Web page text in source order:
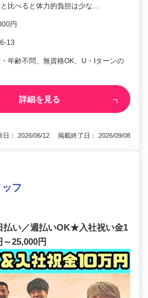
比べると体力的負担は少な…
円
13
年齢不問、無資格OK、U・Iターンの
詳細を見る
日： 2026/06/12 掲載終了日： 2026/09/08
フ
払い／週払いOK★入社祝い金1
25,000円